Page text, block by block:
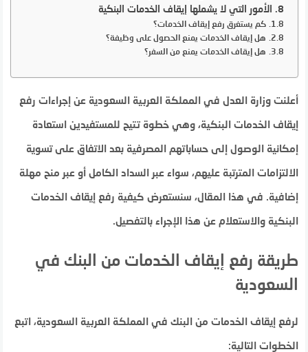
الأمور التي لا يشملها إيقاف الخدمات البنكية
كم يستغرق رفع إيقاف الخدمات؟
هل إيقاف الخدمات يمنع الحصول على وظيفة؟
هل إيقاف الخدمات يمنع من السفر؟
أعلنت وزارة العدل في المملكة العربية السعودية عن إجراءات رفع
إيقاف الخدمات البنكية، وهي خطوة تتيح للمستفيدين استعادة
إمكانية الوصول إلى حساباتهم المصرفية بعد الاتفاق على تسوية
الالتزامات المترتبة عليهم، سواء عبر السداد الكامل أو عبر منح مهلة
إضافية. في هذا المقال، سنستعرض كيفية رفع إيقاف الخدمات
البنكية والاستعلام عن هذا الإجراء بالتفصيل.
طريقة رفع إيقاف الخدمات من البنك في
السعودية
لرفع إيقاف الخدمات من البنك في المملكة العربية السعودية، اتبع
الخطوات التالية: